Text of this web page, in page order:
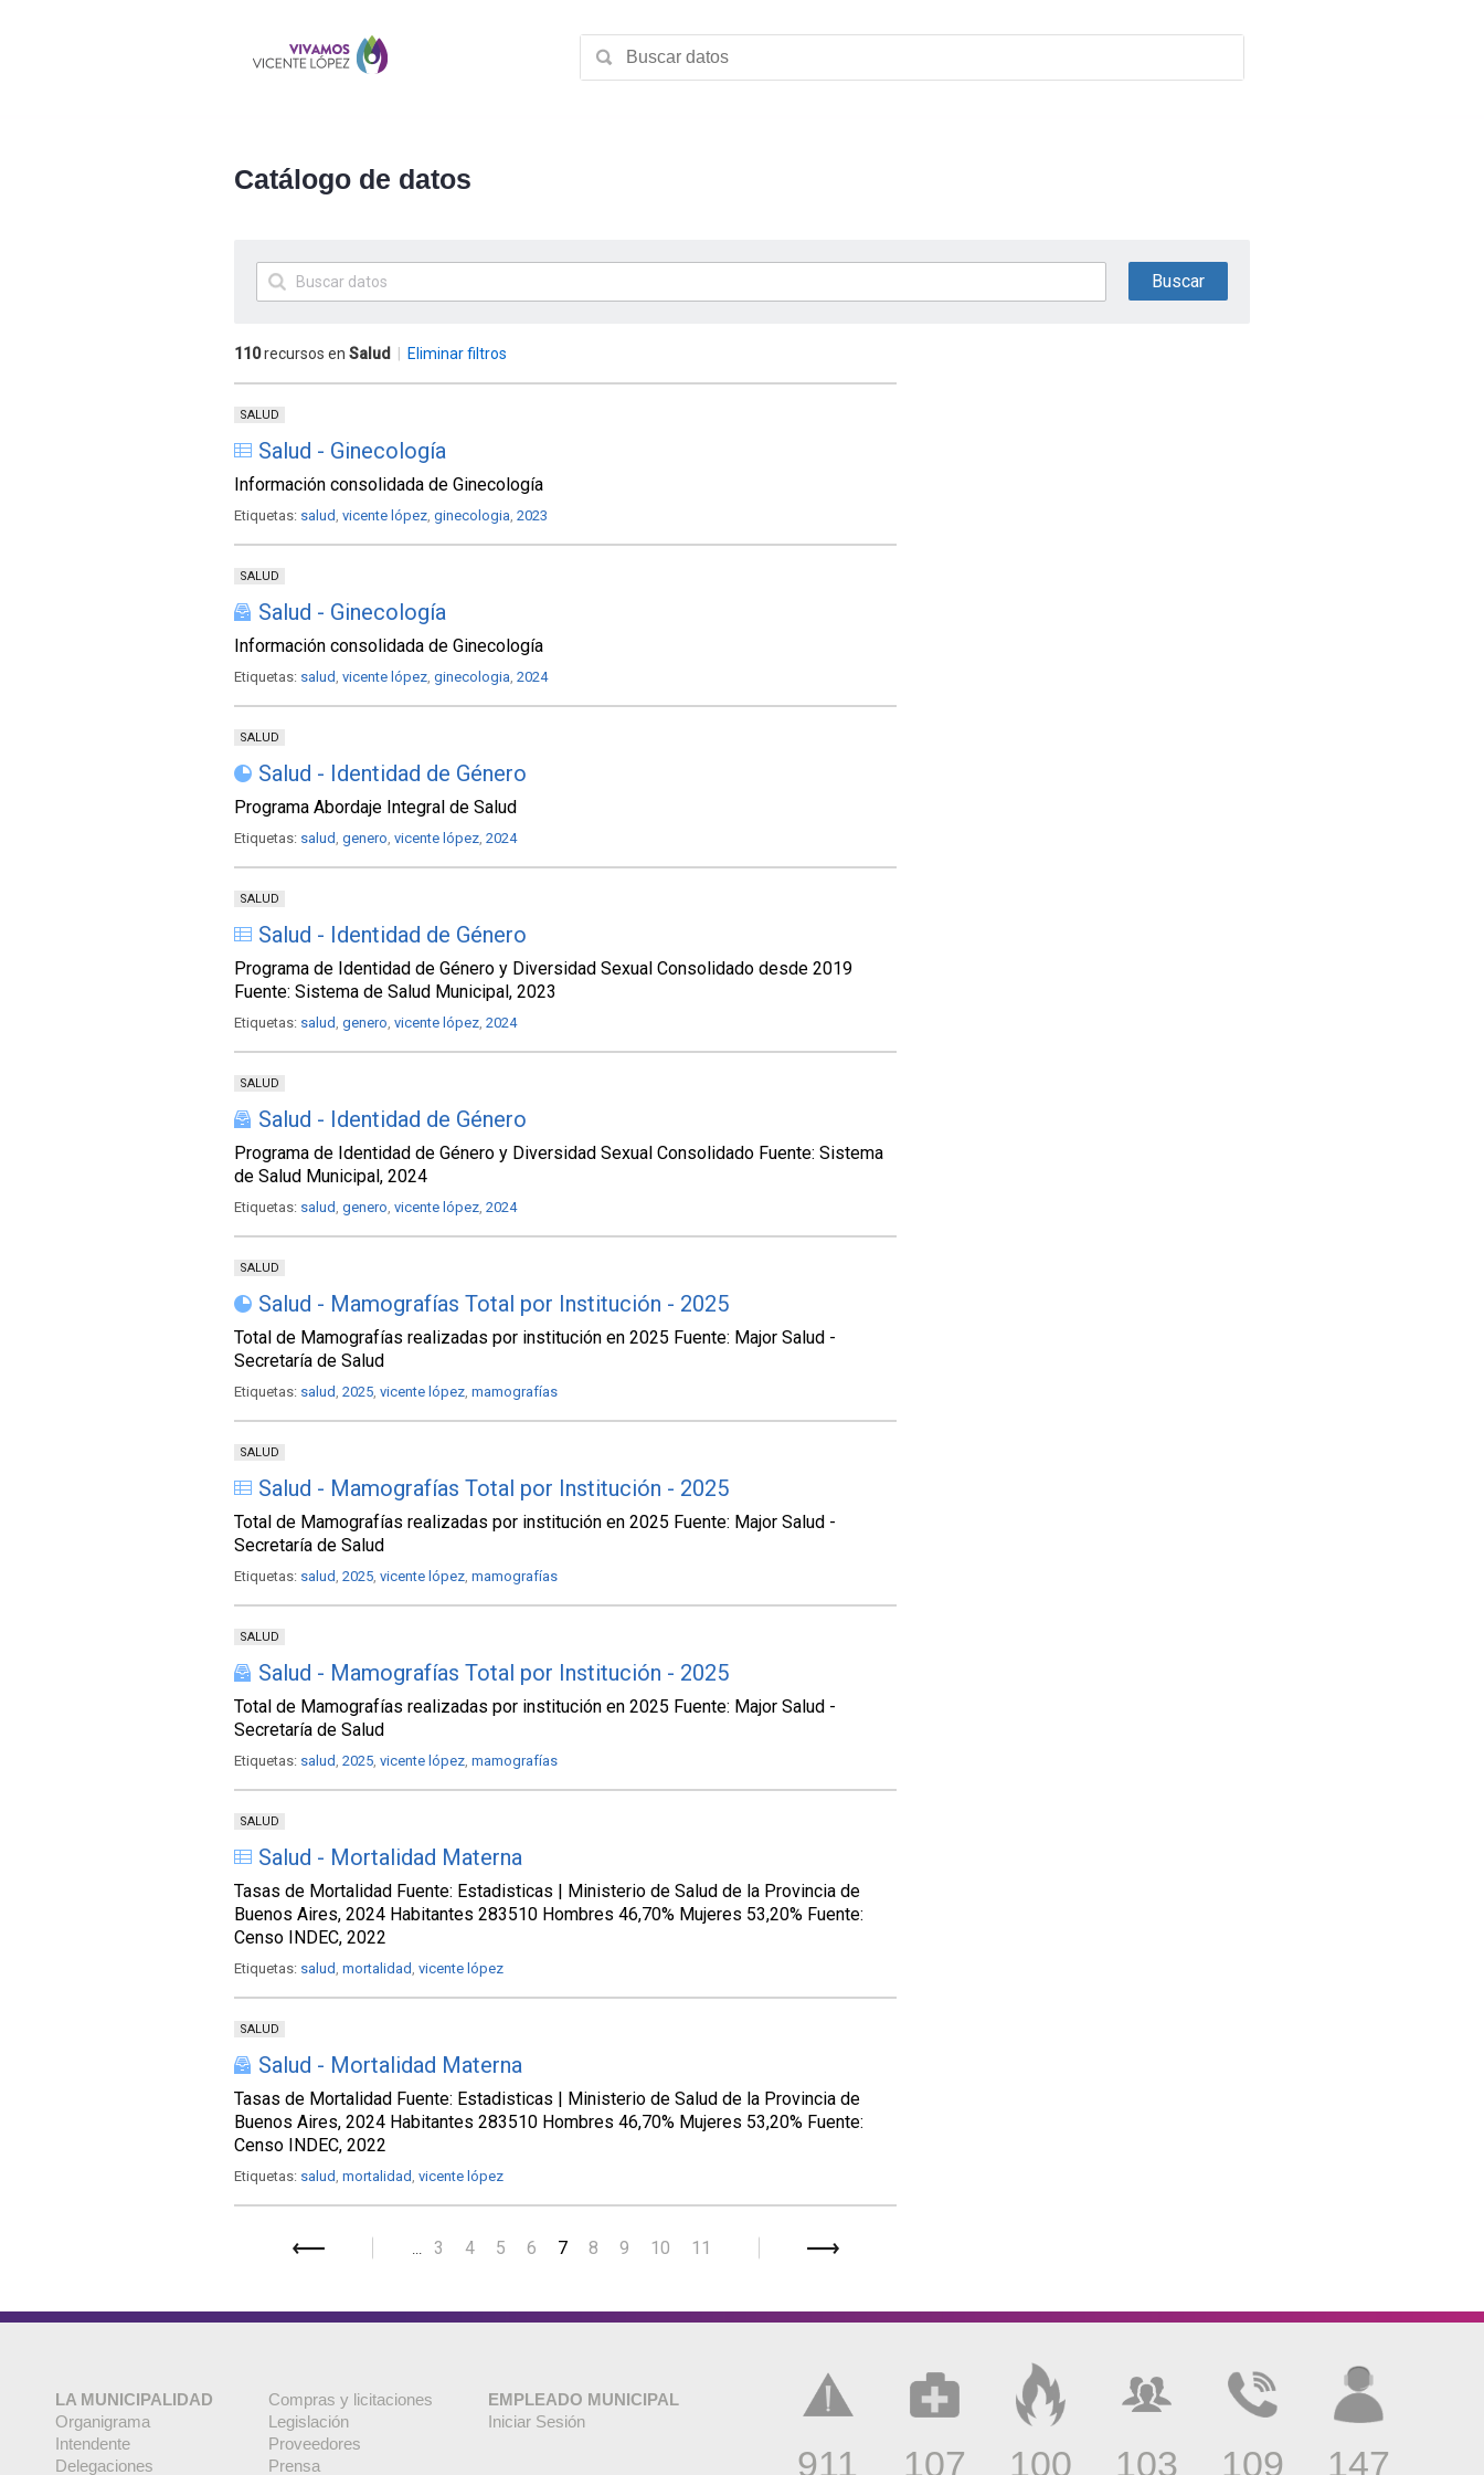
Catálogo de datos
110recursos en Salud Eliminar filtros
SALUD
Salud - Ginecología
Información consolidada de Ginecología
Etiquetas: salud , vicente lópez, ginecologia, 2023
SALUD
Salud - Ginecología
Información consolidada de Ginecología
Etiquetas: salud , vicente lópez, ginecologia, 2024
SALUD
Salud - Identidad de Género
Programa Abordaje Integral de Salud
Etiquetas: salud , genero, vicente lópez, 2024
SALUD
Salud - Identidad de Género
Programa de Identidad de Género y Diversidad Sexual Consolidado desde 2019
Fuente: Sistema de Salud Municipal, 2023
Etiquetas: salud , genero, vicente lópez, 2024
SALUD
Salud - Identidad de Género
Programa de Identidad de Género y Diversidad Sexual Consolidado Fuente: Sistema
de Salud Municipal, 2024
Etiquetas: salud , genero, vicente lópez, 2024
SALUD
Salud - Mamografías Total por Institución - 2025
Total de Mamografías realizadas por institución en 2025 Fuente: Major Salud -
Secretaría de Salud
Etiquetas: salud , 2025, vicente lópez, mamografías
SALUD
Salud - Mamografías Total por Institución - 2025
Total de Mamografías realizadas por institución en 2025 Fuente: Major Salud -
Secretaría de Salud
Etiquetas: salud , 2025, vicente lópez, mamografías
SALUD
Salud - Mamografías Total por Institución - 2025
Total de Mamografías realizadas por institución en 2025 Fuente: Major Salud -
Secretaría de Salud
Etiquetas: salud , 2025, vicente lópez, mamografías
SALUD
Salud - Mortalidad Materna
Tasas de Mortalidad Fuente: Estadisticas | Ministerio de Salud de la Provincia de
Buenos Aires, 2024 Habitantes 283510 Hombres 46,70% Mujeres 53,20% Fuente:
Censo INDEC, 2022
Etiquetas: salud , mortalidad , vicente lópez
SALUD
Salud - Mortalidad Materna
Tasas de Mortalidad Fuente: Estadisticas | Ministerio de Salud de la Provincia de
Buenos Aires, 2024 Habitantes 283510 Hombres 46,70% Mujeres 53,20% Fuente:
Censo INDEC, 2022
Etiquetas: salud , mortalidad , vicente lópez
... 3 4 5 6 7 8 9 10 11
Siguiente